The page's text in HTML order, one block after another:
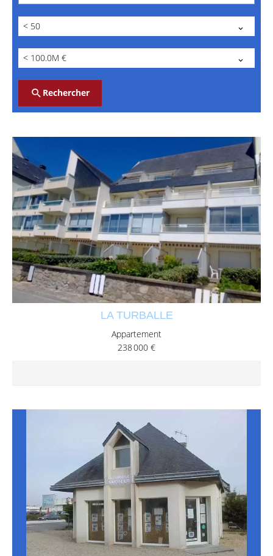
< 50
< 100.0M €
Rechercher
LA TURBALLE
Appartement
238 000 €